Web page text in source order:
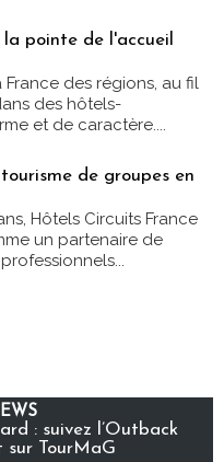
pointe de l'accueil
des régions, au fil
des hôtels-
et de caractère....
de groupes en
Hôtels Circuits France
un partenaire de
: suivez l’Outback
sur TourMaG